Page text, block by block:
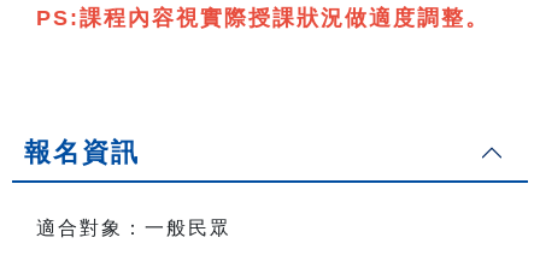
PS:課程內容視實際授課狀況做適度調整。
報名資訊
適合對象：一般民眾